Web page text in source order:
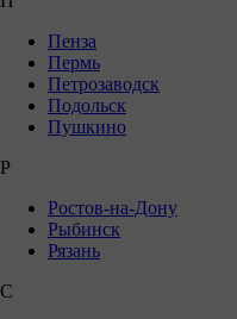
Пенза
Пермь
Петрозаводск
Подольск
Пушкино
Р
Ростов-на-Дону
Рыбинск
Рязань
С